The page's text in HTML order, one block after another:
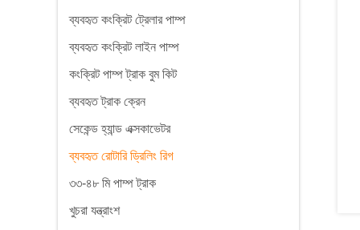
ব্যবহৃত কংক্রিট ট্রেলার পাম্প
ব্যবহৃত কংক্রিট লাইন পাম্প
কংক্রিট পাম্প ট্রাক বুম কিট
ব্যবহৃত ট্রাক ক্রেন
সেকেন্ড হ্যান্ড এক্সকাভেটর
ব্যবহৃত রোটারি ড্রিলিং রিগ
৩৩-৪৮ মি পাম্প ট্রাক
খুচরা যন্ত্রাংশ